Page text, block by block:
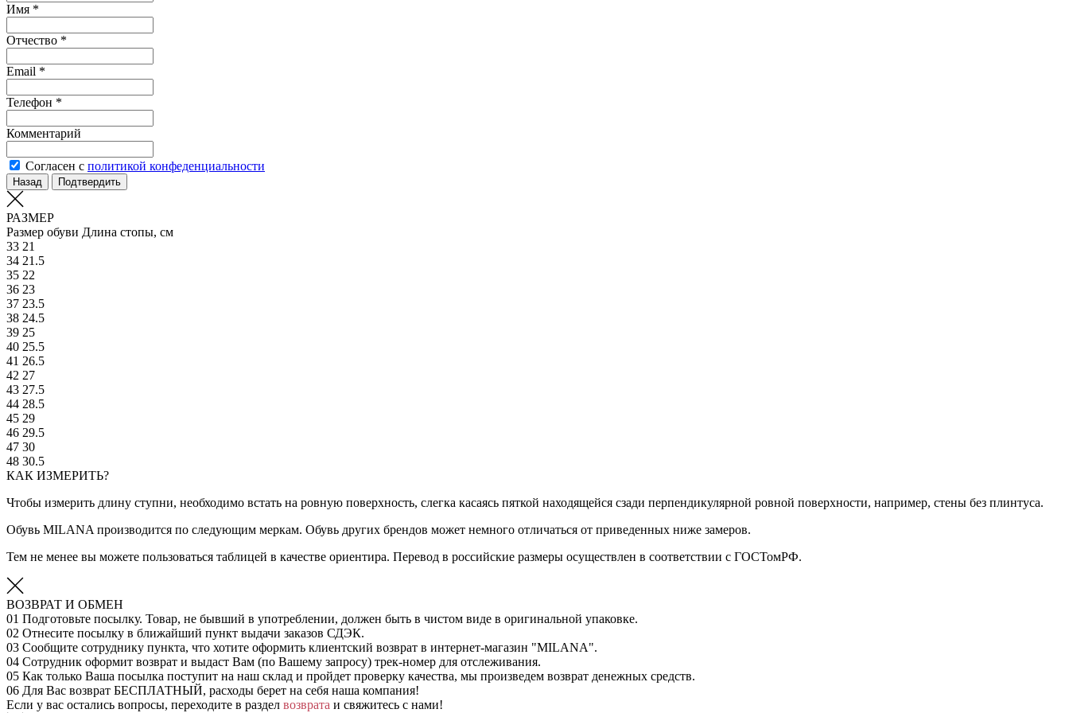
Имя *
Отчество *
Email *
Телефон *
Комментарий
Согласен с политикой конфеденциальности
Назад Подтвердить
РАЗМЕР
Размер обуви Длина стопы, см
33 21
34 21.5
35 22
36 23
37 23.5
38 24.5
39 25
40 25.5
41 26.5
42 27
43 27.5
44 28.5
45 29
46 29.5
47 30
48 30.5
КАК ИЗМЕРИТЬ?
Чтобы измерить длину ступни, необходимо встать на ровную поверхность, слегка касаясь пяткой находящейся сзади перпендикулярной ровной поверхности, например, стены без плинтуса.
Обувь MILANA производится по следующим меркам. Обувь других брендов может немного отличаться от приведенных ниже замеров.
Тем не менее вы можете пользоваться таблицей в качестве ориентира. Перевод в российские размеры осуществлен в соответствии с ГОСТомРФ.
ВОЗВРАТ И ОБМЕН
01 Подготовьте посылку. Товар, не бывший в употреблении, должен быть в чистом виде в оригинальной упаковке.
02 Отнесите посылку в ближайший пункт выдачи заказов СДЭК.
03 Сообщите сотруднику пункта, что хотите оформить клиентский возврат в интернет-магазин "MILANA".
04 Сотрудник оформит возврат и выдаст Вам (по Вашему запросу) трек-номер для отслеживания.
05 Как только Ваша посылка поступит на наш склад и пройдет проверку качества, мы произведем возврат денежных средств.
06 Для Вас возврат БЕСПЛАТНЫЙ, расходы берет на себя наша компания!
Если у вас остались вопросы, переходите в раздел возврата и свяжитесь с нами!